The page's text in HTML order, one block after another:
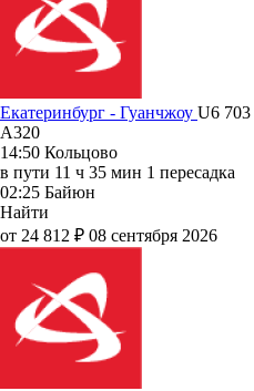
Екатеринбург - Гуанчжоу U6 703
A320
14:50 Кольцово
в пути 11 ч 35 мин 1 пересадка
02:25 Байюн
Найти
от 24 812 ₽ 08 сентября 2026